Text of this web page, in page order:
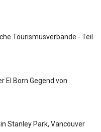
Tourismusverbände - Teil
El Born Gegend von
Stanley Park, Vancouver